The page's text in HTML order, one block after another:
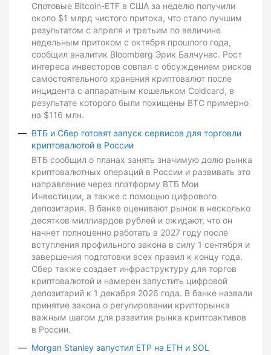
Спотовые Bitcoin-ETF в США за неделю получили
около $1 млрд чистого притока, что стало лучшим
результатом с апреля и третьим по величине
недельным притоком с октября прошлого года,
сообщил аналитик Bloomberg Эрик Балчунас. Рост
интереса инвесторов совпал с обсуждением рисков
самостоятельного хранения криптовалют после
инцидента с аппаратным кошельком Coldcard, в
результате которого были похищены BTC примерно
на $116 млн.
ВТБ и Сбер готовят запуск сервисов для торговли
криптовалютой в России
ВТБ сообщил о планах занять значимую долю рынка
криптовалютных операций в России и развивать это
направление через платформу ВТБ Мои
Инвестиции, а также с помощью цифрового
депозитария. В банке оценивают рынок в несколько
десятков миллиардов рублей и ожидают, что он
начнет полноценно работать в 2027 году после
вступления профильного закона в силу 1 сентября и
завершения подготовки всех правил к концу года.
Сбер также создает инфраструктуру для торгов
криптовалютой и намерен запустить цифровой
депозитарий к 1 декабря 2026 года. В банке назвали
принятие закона о регулировании крипторынка
важным шагом для развития рынка криптоактивов
в России.
Morgan Stanley запустил ETP на ETH и SOL